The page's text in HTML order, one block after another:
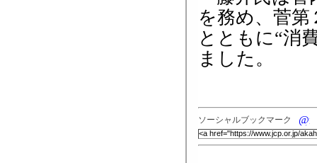
を務め、菅第
とともに“消
ました。
ソーシャルブックマーク